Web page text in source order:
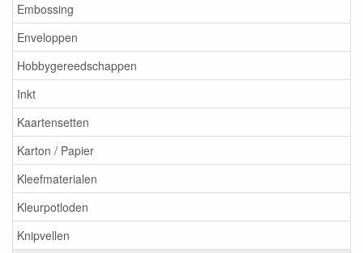
Embossing
Enveloppen
Hobbygereedschappen
Inkt
Kaartensetten
Karton / Papier
Kleefmaterialen
Kleurpotloden
Knipvellen